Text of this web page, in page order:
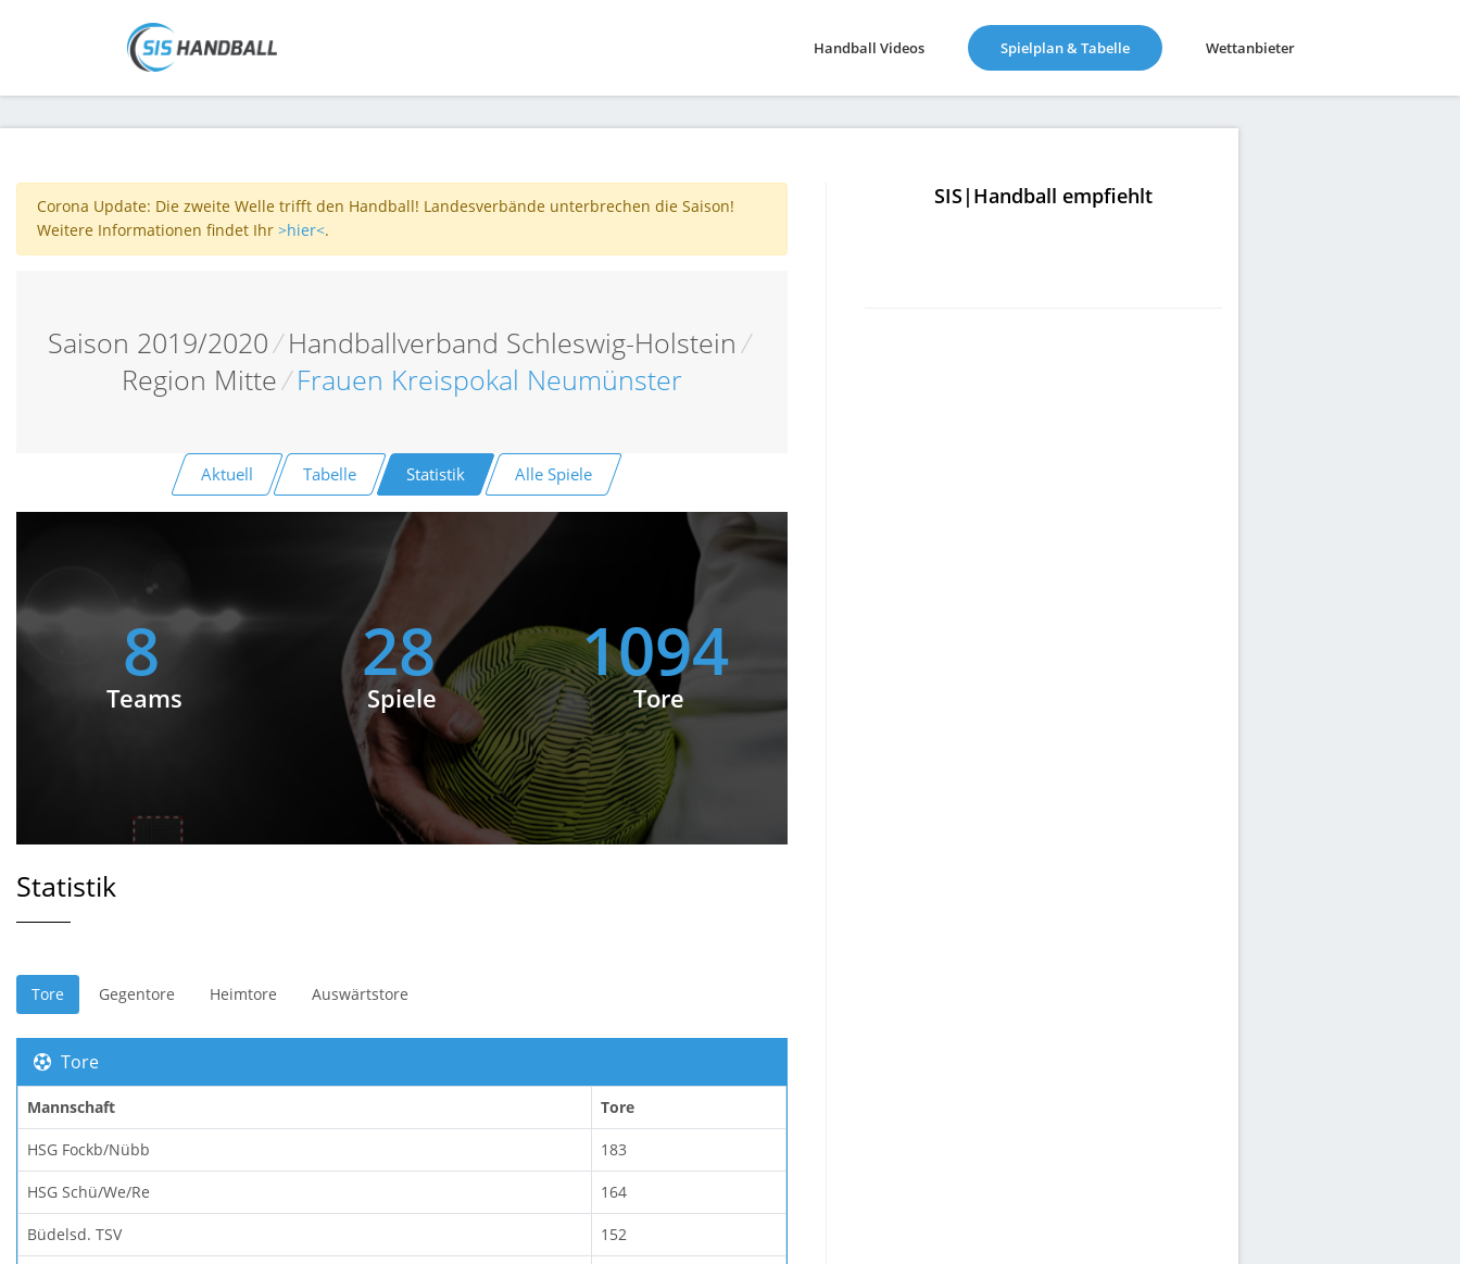
Handball Videos Spielplan & Tabelle(current) Wettanbieter
Corona Update: Die zweite Welle trifft den Handball! Landesverbände unterbrechen die Saison!
Weitere Informationen findet Ihr >hier<.
Saison 2019/2020/ Handballverband Schleswig-Holstein /
Region Mitte/ Frauen Kreispokal Neumünster
Aktuell Tabelle Statistik Alle Spiele
8
Teams
28
Spiele
1094
Tore
Statistik
Tore Gegentore Heimtore Auswärtstore
Tore
Mannschaft Tore
HSG Fockb/Nübb 183
HSG Schü/We/Re 164
Büdelsd. TSV 152
SIS|Handball empfiehlt